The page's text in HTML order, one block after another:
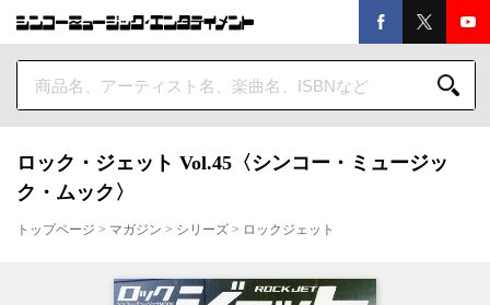
ロック・ジェット Vol.45〈シンコー・ミュージッ
ク・ムック〉
トップページ > マガジン > シリーズ > ロックジェット